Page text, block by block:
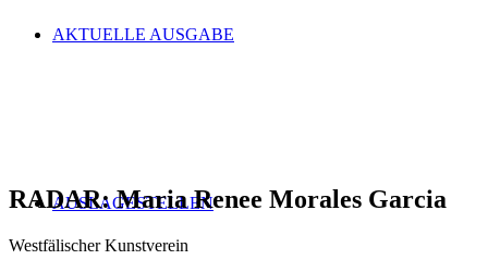
AKTUELLE AUSGABE
AUSLAGESTELLEN
RADAR: Maria Renee Morales Garcia
Westfälischer Kunstverein